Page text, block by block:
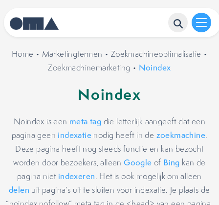
Home • Marketingtermen • Zoekmachineoptimalisatie •
Zoekmachinemarketing • Noindex
Noindex
Noindex is een meta tag die letterlijk aangeeft dat een
pagina geen indexatie nodig heeft in de zoekmachine.
Deze pagina heeft nog steeds functie en kan bezocht
worden door bezoekers, alleenGoogle of Bing kan de
pagina niet indexeren. Het is ook mogelijk om alleen
delen uit pagina’s uit te sluiten voor indexatie. Je plaats de